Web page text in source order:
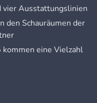
vier Ausstattungslinien
den Schauräumen der
eine Vielzahl